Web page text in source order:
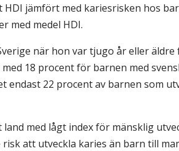
jämfört med kariesrisken hos
med medel HDI.
när hon var tjugo år eller
18 procent för barnen med
22 procent av barnen som
med lågt index för mänsklig
att utveckla karies än barn till